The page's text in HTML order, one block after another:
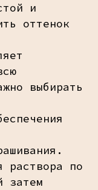
и
оттенок
выбирать
раствора по
затем